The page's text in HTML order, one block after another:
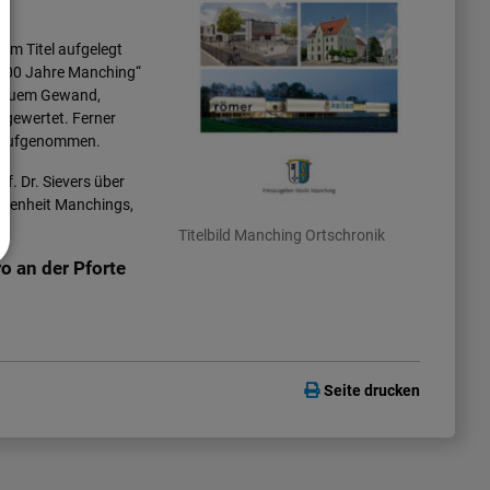
Titelbild Manching Ortschronik
Titel aufgelegt
Jahre Manching“
Gewand,
Ferner
Dr. Sievers über
Manchings,
an der Pforte
Seite drucken